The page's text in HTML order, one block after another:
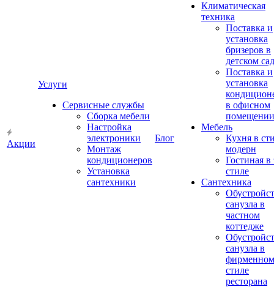
Акции
Услуги
Сервисные службы
Сборка мебели
Настройка
электроники
Монтаж
кондиционеров
Установка
сантехники
Блог
Климатическая
техника
Поставка и
установка
бризеров в
детском
Поставка и
установка
в офисном
помещении
Мебель
Кухня в
модерн
Гостиная в
стиле
Сантехника
санузла в
частном
коттедже
санузла в
фирменном
стиле
ресторана